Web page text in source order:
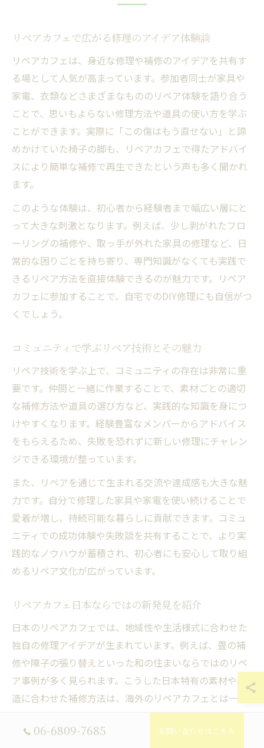
リペアカフェで広がる修理のアイデア体験談
リペアカフェは、身近な修理や補修のアイデアを共有す
る場として人気が高まっています。参加者同士が家具や
家電、衣類などさまざまなもののリペア体験を語り合う
ことで、思いもよらない修理方法や道具の使い方を学ぶ
ことができます。実際に「この傷はもう直せない」と諦
めかけていた椅子の脚も、リペアカフェで得たアドバイ
スにより簡単な補修で再生できたという声も多く聞かれ
ます。
このような体験は、初心者から経験者まで幅広い層にと
って大きな刺激となります。例えば、少し剥がれたフロ
ーリングの補修や、取っ手が外れた家具の修理など、日
常的な困りごとを持ち寄り、専門知識がなくても実践で
きるリペア方法を直接体験できるのが魅力です。リペア
カフェに参加することで、自宅でのDIY修理にも自信がつ
くでしょう。
コミュニティで学ぶリペア技術とその魅力
リペア技術を学ぶ上で、コミュニティの存在は非常に重
要です。仲間と一緒に作業することで、素材ごとの適切
な補修方法や道具の選び方など、実践的な知識を身につ
けやすくなります。経験豊富なメンバーからアドバイス
をもらえるため、失敗を恐れずに新しい修理にチャレン
ジできる環境が整っています。
また、リペアを通じて生まれる交流や達成感も大きな魅
力です。自分で修理した家具や家電を使い続けることで
愛着が増し、持続可能な暮らしに貢献できます。コミュ
ニティでの成功体験や失敗談を共有することで、より実
践的なノウハウが蓄積され、初心者にも安心して取り組
めるリペア文化が広がっています。
リペアカフェ日本ならではの新発見を紹介
日本のリペアカフェでは、地域性や生活様式に合わせた
独自の修理アイデアが生まれています。例えば、畳の補
修や障子の張り替えといった和の住まいならではのリペ
ア事例が多く見られます。こうした日本特有の素材や構
造に合わせた補修方法は、海外のリペアカフェとは一線
を画す特徴です。
また、リペアカフェでは高齢者から若い世代まで幅広い
06-6809-7685 お問い合わせはこちら